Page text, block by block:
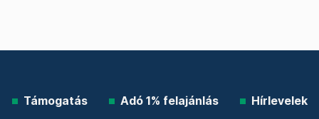
Támogatás Adó 1% felajánlás Hírlevelek